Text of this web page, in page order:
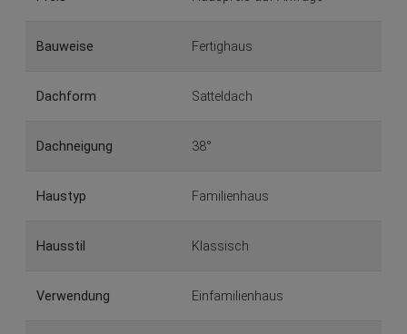
Bauweise Fertighaus
Dachform Satteldach
Dachneigung 38°
Haustyp Familienhaus
Hausstil Klassisch
Verwendung Einfamilienhaus